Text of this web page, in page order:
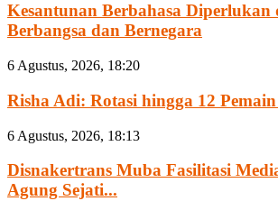
Kesantunan Berbahasa Diperlukan
Berbangsa dan Bernegara
6 Agustus, 2026, 18:20
Risha Adi: Rotasi hingga 12
6 Agustus, 2026, 18:13
Disnakertrans Muba Fasilitasi
Agung Sejati...